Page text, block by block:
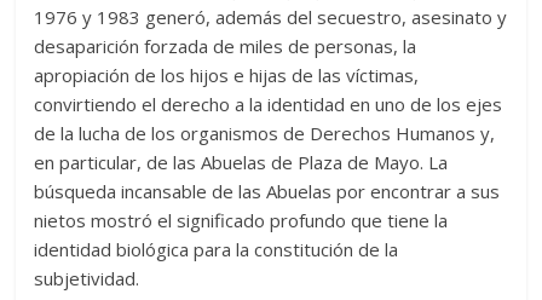
1976 y 1983 generó, además del secuestro, asesinato y
desaparición forzada de miles de personas, la
apropiación de los hijos e hijas de las víctimas,
convirtiendo el derecho a la identidad en uno de los ejes
de la lucha de los organismos de Derechos Humanos y,
en particular, de las Abuelas de Plaza de Mayo. La
búsqueda incansable de las Abuelas por encontrar a sus
nietos mostró el significado profundo que tiene la
identidad biológica para la constitución de la
subjetividad.